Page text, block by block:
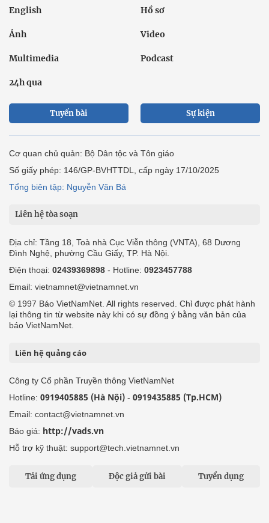
English Hồ sơ
Ảnh Video
Multimedia Podcast
24h qua
Tuyến bài Sự kiện
Cơ quan chủ quản: Bộ Dân tộc và Tôn giáo
Số giấy phép: 146/GP-BVHTTDL, cấp ngày 17/10/2025
Tổng biên tập: Nguyễn Văn Bá
Liên hệ tòa soạn
Địa chỉ: Tầng 18, Toà nhà Cục Viễn thông (VNTA), 68 Dương
Đình Nghệ, phường Cầu Giấy, TP. Hà Nội.
Điện thoại: 02439369898 - Hotline: 0923457788
Email: vietnamnet@vietnamnet.vn
© 1997 Báo VietNamNet. All rights reserved. Chỉ được phát hành
lại thông tin từ website này khi có sự đồng ý bằng văn bản của
báo VietNamNet.
Liên hệ quảng cáo
Công ty Cổ phần Truyền thông VietNamNet
Hotline: 0919405885 (Hà Nội) - 0919435885 (Tp.HCM)
Email: contact@vietnamnet.vn
Báo giá: http://vads.vn
Hỗ trợ kỹ thuật: support@tech.vietnamnet.vn
Tải ứng dụng Độc giả gửi bài Tuyển dụng